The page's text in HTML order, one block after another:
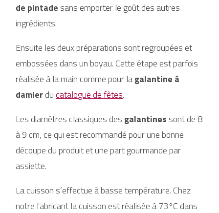
de pintade sans emporter le goût des autres
ingrédients.
Ensuite les deux préparations sont regroupées et
embossées dans un boyau. Cette étape est parfois
réalisée à la main comme pour lagalantine à
damierducatalogue de fêtes.
Les diamètres classiques des galantines sont de 8
à 9 cm, ce qui est recommandé pour une bonne
découpe du produit et une part gourmande par
assiette.
La cuisson s’effectue à basse température. Chez
notre fabricant la cuisson est réalisée à 73°C dans